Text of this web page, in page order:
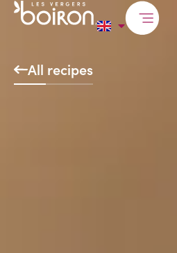
All recipes